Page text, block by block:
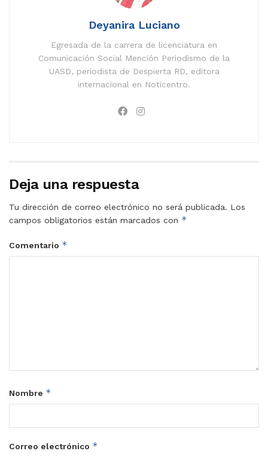
Deyanira Luciano
Egresada de la carrera de licenciatura en
Comunicación Social Mención Periodismo de la
UASD, periodista de Despierta RD, editora
internacional en Noticentro.
Deja una respuesta
Tu dirección de correo electrónico no será publicada. Los
campos obligatorios están marcados con *
Comentario *
Nombre *
Correo electrónico *